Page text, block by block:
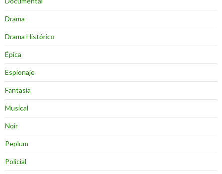
Drama
Drama Histórico
Épica
Espionaje
Fantasia
Musical
Noir
Peplum
Policial